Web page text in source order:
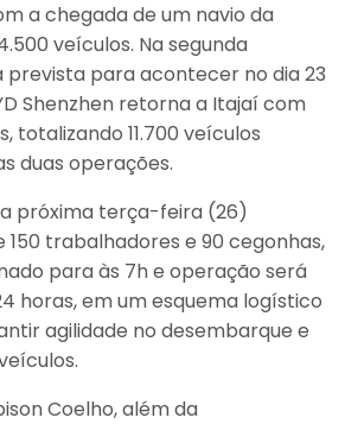
a chegada de um navio da
veículos. Na segunda
prevista para acontecer no dia 23
Shenzhen retorna a Itajaí com
totalizando 11.700 veículos
duas operações.
próxima terça-feira (26)
trabalhadores e 90 cegonhas,
para às 7h e operação será
horas, em um esquema logístico
agilidade no desembarque e
Coelho, além da